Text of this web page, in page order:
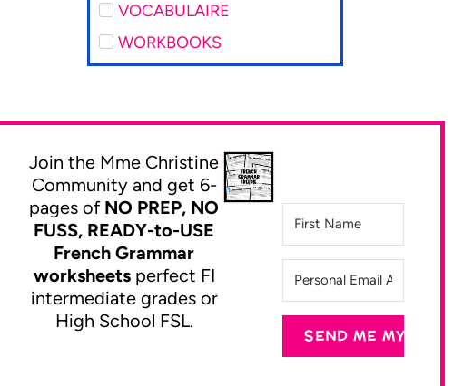
VOCABULAIRE
WORKBOOKS
Join the Mme Christine
Community and get 6-
pages of NO PREP, NO
FUSS, READY-to-USE
French Grammar
worksheetsperfect FI
intermediate grades or
High School FSL.
SEND ME MY